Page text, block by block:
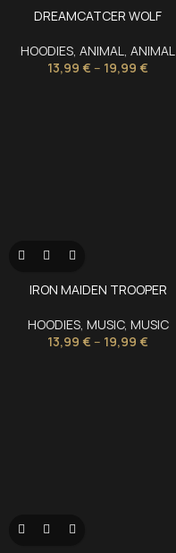
DREAMCATCER WOLF
HOODIES, ANIMAL, ANIMAL
13,99 € – 19,99 €
IRON MAIDEN TROOPER
HOODIES, MUSIC, MUSIC
13,99 € – 19,99 €